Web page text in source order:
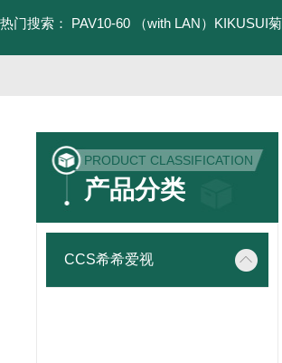
热门搜索： PAV10-60 （with LAN）KIKUSUI
PRODUCT CLASSIFICATION
产品分类
CCS希希爱视